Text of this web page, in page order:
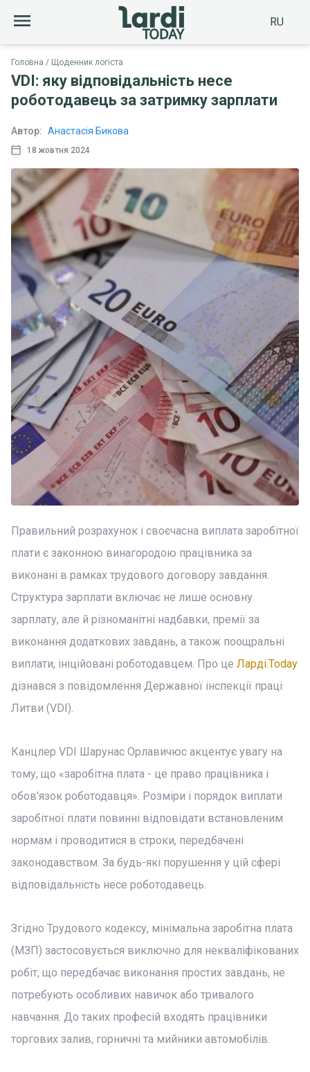
RU
Головна Щоденник логіста
VDI: яку відповідальність несе
роботодавець за затримку зарплати
18 жовтня 2024
Автор: Анастасія Бикова
Правильний розрахунок і своєчасна виплата заробітної
плати є законною винагородою працівника за
виконані в рамках трудового договору завдання.
Структура зарплати включає не лише основну
зарплату, але й різноманітні надбавки, премії за
виконання додаткових завдань, а також поощральні
виплати, ініційовані роботодавцем. Про це Ларді.Today
дізнався з повідомлення Державної інспекції праці
Литви (VDI).
Канцлер VDI Шарунас Орлавичюс акцентує увагу на
тому, що «заробітна плата - це право працівника і
обов'язок роботодавця». Розміри і порядок виплати
заробітної плати повинні відповідати встановленим
нормам і проводитися в строки, передбачені
законодавством. За будь-які порушення у цій сфері
відповідальність несе роботодавець.
Згідно Трудового кодексу, мінімальна заробітна плата
(МЗП) застосовується виключно для некваліфікованих
робіт, що передбачає виконання простих завдань, не
потребують особливих навичок або тривалого
навчання. До таких професій входять працівники
торгових залив, горничні та мийники автомобілів.